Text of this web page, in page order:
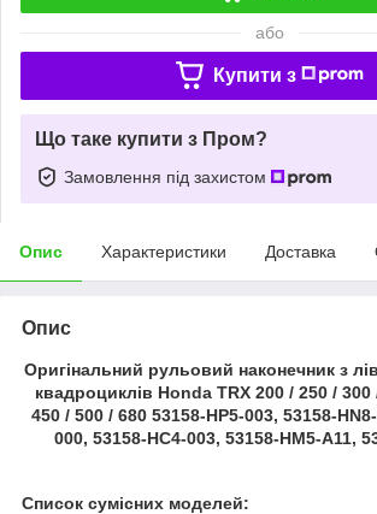
або
Купити з
Що таке купити з Пром?
Замовлення під захистом
Опис Характеристики Доставка
Опис
Оригінальний рульовий наконечник з
квадроциклів Honda TRX 200 / 250 / 300
450 / 500 / 680 53158-HP5-003, 53158-
000, 53158-HC4-003, 53158-HM5-A11,
Список сумісних моделей: